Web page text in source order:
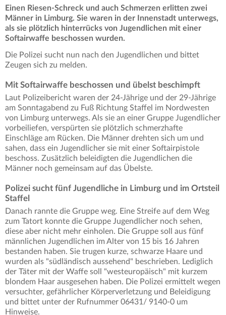
Einen Riesen-Schreck und auch Schmerzen erlitten zwei
Männer in Limburg. Sie waren in der Innenstadt unterwegs,
als sie plötzlich hinterrücks von Jugendlichen mit einer
Softairwaffe beschossen wurden.
Die Polizei sucht nun nach den Jugendlichen und bittet
Zeugen sich zu melden.
Mit Softairwaffe beschossen und übelst beschimpft
Laut Polizeibericht waren der 24-Jährige und der 29-Jährige
am Sonntagabend zu Fuß Richtung Staffel im Nordwesten
von Limburg unterwegs. Als sie an einer Gruppe Jugendlicher
vorbeiliefen, verspürten sie plötzlich schmerzhafte
Einschläge am Rücken. Die Männer drehten sich um und
sahen, dass ein Jugendlicher sie mit einer Softairpistole
beschoss. Zusätzlich beleidigten die Jugendlichen die
Männer noch gemeinsam auf das Übelste.
Polizei sucht fünf Jugendliche in Limburg und im Ortsteil
Staffel
Danach rannte die Gruppe weg. Eine Streife auf dem Weg
zum Tatort konnte die Gruppe Jugendlicher noch sehen,
diese aber nicht mehr einholen. Die Gruppe soll aus fünf
männlichen Jugendlichen im Alter von 15 bis 16 Jahren
bestanden haben. Sie trugen kurze, schwarze Haare und
wurden als "südländisch aussehend" beschrieben. Lediglich
der Täter mit der Waffe soll "westeuropäisch" mit kurzem
blondem Haar ausgesehen haben. Die Polizei ermittelt wegen
versuchter, gefährlicher Körperverletzung und Beleidigung
und bittet unter der Rufnummer 06431/ 9140-0 um
Hinweise.